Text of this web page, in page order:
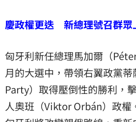
慶政權更迭 新總理號召群眾
匈牙利新任總理馬加爾（
月的大選中，帶領右翼政黨蒂
Party）取得壓倒性的勝利，
人奧班（Viktor Orbán）政權